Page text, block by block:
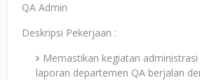
QA Admin
Deskripsi Pekerjaan :
Memastikan kegiatan
laporan departemen QA berjalan